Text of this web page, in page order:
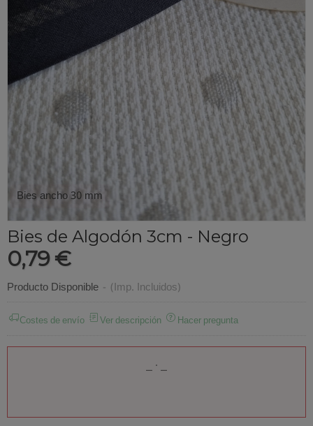
Bies ancho 30 mm
Bies de Algodón 3cm - Negro
0,79 €
Producto Disponible - (Imp. Incluidos)
Costes de envío Ver descripción Hacer pregunta